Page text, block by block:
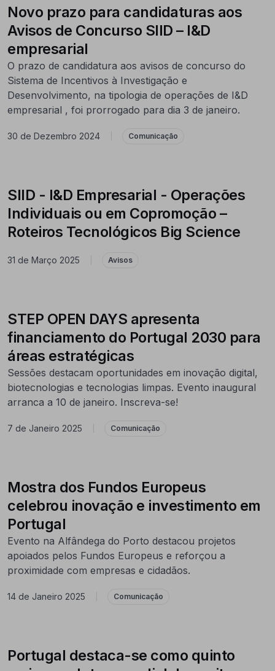
Novo prazo para candidaturas aos
Avisos de Concurso SIID – I&D
empresarial
O prazo de candidatura aos avisos de concurso do
Sistema de Incentivos à Investigação e
Desenvolvimento, na tipologia de operações de I&D
empresarial , foi prorrogado para dia 3 de janeiro.
30 de Dezembro 2024 Comunicação
SIID - I&D Empresarial - Operações
Individuais ou em Copromoção –
Roteiros Tecnológicos Big Science
31 de Março 2025 Avisos
STEP OPEN DAYS apresenta
financiamento do Portugal 2030 para
áreas estratégicas
Sessões destacam oportunidades em inovação digital,
biotecnologias e tecnologias limpas. Evento inaugural
arranca a 10 de janeiro. Inscreva-se!
7 de Janeiro 2025 Comunicação
Mostra dos Fundos Europeus
celebrou inovação e investimento em
Portugal
Evento na Alfândega do Porto destacou projetos
apoiados pelos Fundos Europeus e reforçou a
proximidade com empresas e cidadãos.
14 de Janeiro 2025 Comunicação
Portugal destaca-se como quinto